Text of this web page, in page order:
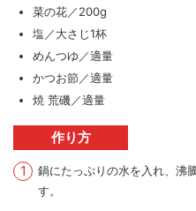
菜の花／200g
塩／大さじ1杯
めんつゆ／適量
かつお節／適量
焼 荒磯／適量
作り方
鍋にたっぷりの水を入れ、沸
す。